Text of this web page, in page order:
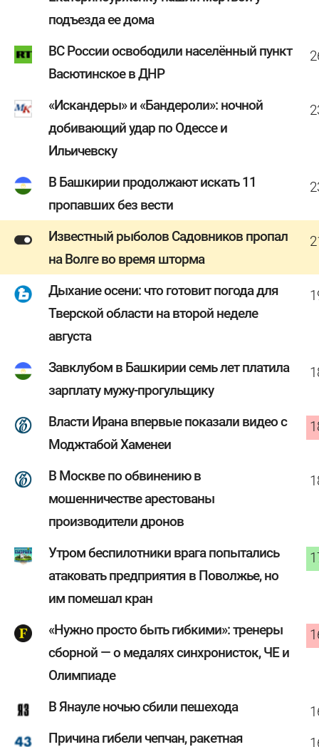
подъезда ее дома
ВС России освободили населённый пункт
Васютинское в ДНР
«Искандеры» и «Бандероли»: ночной
добивающий удар по Одессе и
Ильичевску
В Башкирии продолжают искать 11
пропавших без вести
Известный рыболов Садовников пропал
на Волге во время шторма
Дыхание осени: что готовит погода для
Тверской области на второй неделе
августа
Завклубом в Башкирии семь лет платила
зарплату мужу-прогульщику
Власти Ирана впервые показали видео с
Моджтабой Хаменеи
В Москве по обвинению в
мошенничестве арестованы
производители дронов
Утром беспилотники врага попытались
атаковать предприятия в Поволжье, но
им помешал кран
«Нужно просто быть гибкими»: тренеры
сборной — о медалях синхронисток, ЧЕ и
Олимпиаде
В Янауле ночью сбили пешехода
Причина гибели чепчан, ракетная